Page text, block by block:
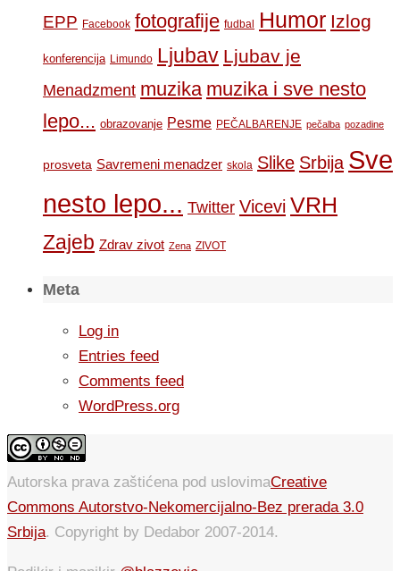
EPP Facebook fotografije fudbal Humor Izlog
konferencija Limundo Ljubav Ljubav je
Menadzment muzika muzika i sve nesto
lepo... obrazovanje Pesme PEČALBARENJE pečalba pozadine
prosveta Savremeni menadzer skola Slike Srbija Sve
nesto lepo... Twitter Vicevi VRH
Zajeb Zdrav zivot Zena ZIVOT
Meta
Log in
Entries feed
Comments feed
WordPress.org
Autorska prava zaštićena pod uslovimaCreative
Commons Autorstvo-Nekomercijalno-Bez prerada 3.0
Srbija. Copyright by Dedabor 2007-2014.